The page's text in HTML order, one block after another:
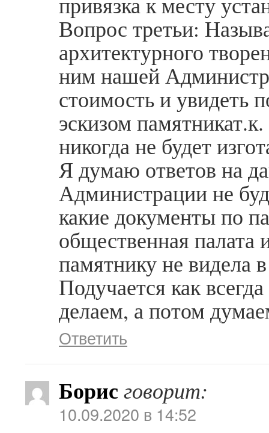
Вопрос третьи:
архитектурного
ним нашей
стоимость и увидеть
эскизом
никогда не будет
Я думаю ответов на
Администрации не
какие документы по
общественная
памятнику не видела в
Подучается как
делаем, а потом
Ответить
Борис говорит:
10.09.2020 в 14:52